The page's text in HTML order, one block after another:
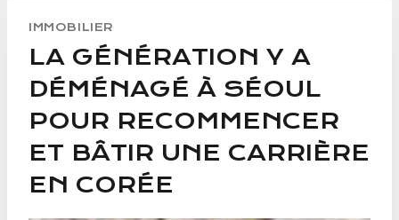
IMMOBILIER
LA GÉNÉRATION Y A
DÉMÉNAGÉ À SÉOUL
POUR RECOMMENCER
ET BÂTIR UNE CARRIÈRE
EN CORÉE